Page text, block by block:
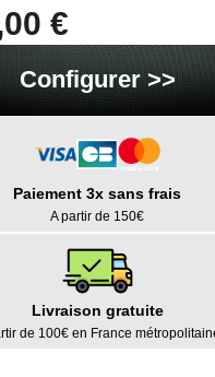
€
Configurer >>
Paiement 3x sans frais
A partir de 150€
Livraison gratuite
de 100€ en France